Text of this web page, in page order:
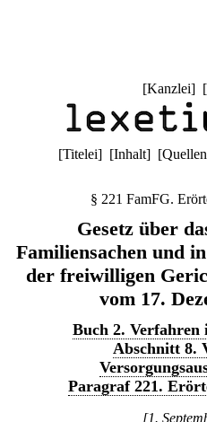
[Kanzlei] [
[Titelei] [Inhalt] [Quellen
§ 221 FamFG.
Gesetz über
Familiensachen und
der freiwilligen
vom 17.
Buch 2. Verfahren
Abschnitt 8.
Paragraf 221.
[1.